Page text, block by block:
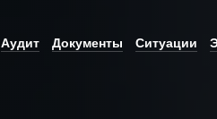
Аудит Документы Ситуации